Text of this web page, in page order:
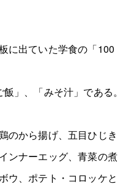
に出ていた学食の「100
」、「みそ汁」である。
のから揚げ、五目ひじき
ンナーエッグ、青菜の煮
ウ、ポテト・コロッケと